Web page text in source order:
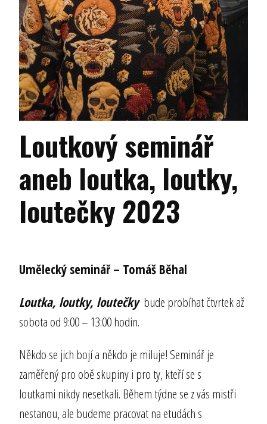
Loutkový seminář
aneb loutka, loutky,
loutečky 2023
Umělecký seminář – Tomáš Běhal
Loutka, loutky, loutečkybude probíhat čtvrtek až
sobota od 9:00 – 13:00 hodin.
Někdo se jich bojí a někdo je miluje! Seminář je
zaměřený pro obě skupiny i pro ty, kteří se s
loutkami nikdy nesetkali. Během týdne se z vás mistři
nestanou, ale budeme pracovat na etudách s